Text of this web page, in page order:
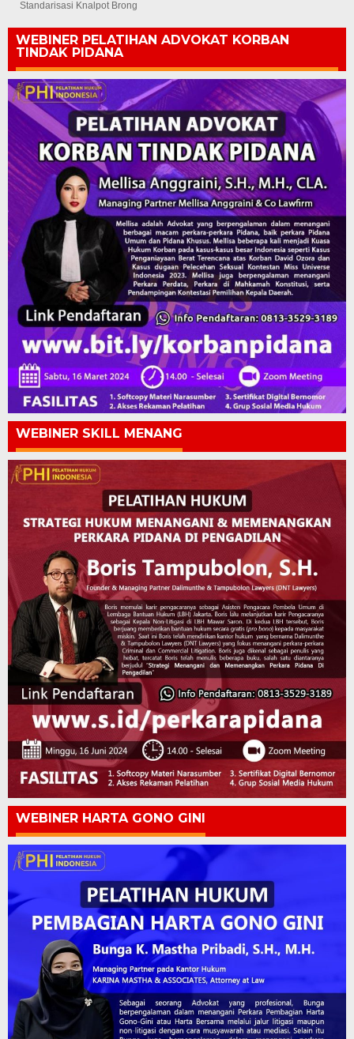
Standarisasi Knalpot Brong
WEBINER PELATIHAN ADVOKAT KORBAN
TINDAK PIDANA
WEBINER SKILL MENANG
WEBINER HARTA GONO GINI